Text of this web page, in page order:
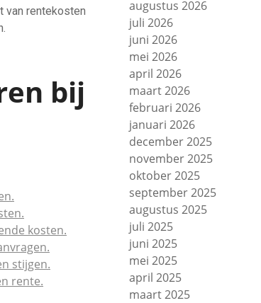
van rentekosten
bij
kosten.
stijgen.
rente.
augustus 2026
juli 2026
juni 2026
mei 2026
april 2026
maart 2026
februari 2026
januari 2026
december 2025
november 2025
oktober 2025
september 2025
augustus 2025
juli 2025
juni 2025
mei 2025
april 2025
maart 2025